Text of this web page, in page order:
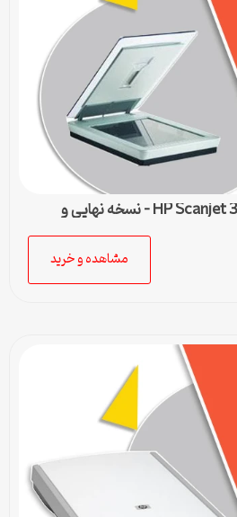
دانلود درایور اسکنر HP Scanjet 3800 – نسخه نهایی و
مشاهده و خرید